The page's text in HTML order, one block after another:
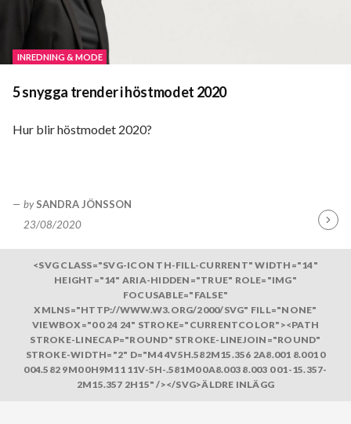
INREDNING & MODE
5 snygga trender i höstmodet 2020
Hur blir höstmodet 2020?
by SANDRA JÖNSSON
23/08/2020
<SVG CLASS="SVG-ICON TH-FILL-CURRENT" WIDTH="14"
HEIGHT="14" ARIA-HIDDEN="TRUE" ROLE="IMG"
FOCUSABLE="FALSE"
XMLNS="HTTP://WWW.W3.ORG/2000/SVG" FILL="NONE"
VIEWBOX="0 0 24 24" STROKE="CURRENTCOLOR"><PATH
STROKE-LINECAP="ROUND" STROKE-LINEJOIN="ROUND"
STROKE-WIDTH="2" D="M4 4V5H.582M15.356 2A8.001 8.001 0
004.582 9M0 0H9M11 11V-5H-.581M0 0A8.003 8.003 0 01-15.357-
2M15.357 2H15" /></SVG>ÄLDRE INLÄGG